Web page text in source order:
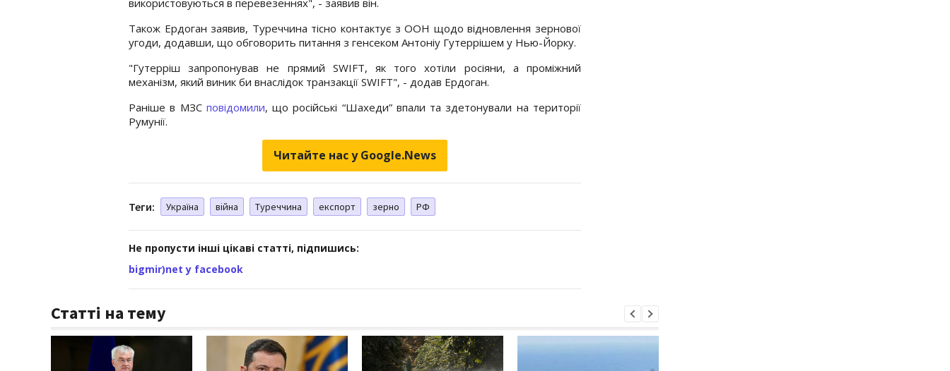
Також Ердоган заявив, Туреччина тісно контактує з ООН щодо відновлення зернової
угоди, додавши, що обговорить питання з генсеком Антоніу Гутеррішем у Нью-Йорку.
"Гутерріш запропонував не прямий SWIFT, як того хотіли росіяни, а проміжний
механізм, який виник би внаслідок транзакції SWIFT", - додав Ердоган.
Раніше в МЗС повідомили, що російські “Шахеди” впали та здетонували на території
Румунії.
Читайте нас у Google.News
Теги: Україна війна Туреччина експорт зерно РФ
Не пропусти інші цікаві статті, підпишись:
bigmir)net у facebook
Статті на тему